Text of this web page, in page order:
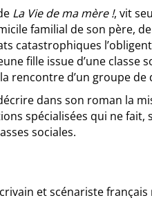
La Vie de ma mère !, vit
familial de son père,
catastrophiques
fille issue d’une
rencontre d’un groupe
dans son roman la
spécialisées qui ne fait,
sociales.
et scénariste